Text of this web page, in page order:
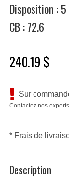
Disposition : 5
CB : 72.6
240.19 $
Sur
Contactez nos experts
* Frais de
Description